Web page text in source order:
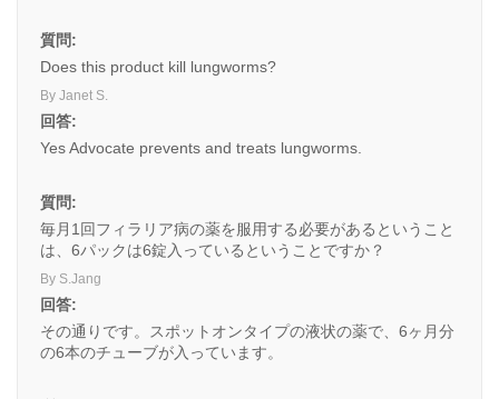
質問:
Does this product kill lungworms?
By Janet S.
回答:
Yes Advocate prevents and treats lungworms.
質問:
毎月1回フィラリア病の薬を服用する必要があるということ
は、6パックは6錠入っているということですか？
By S.Jang
回答:
その通りです。スポットオンタイプの液状の薬で、6ヶ月分
の6本のチューブが入っています。